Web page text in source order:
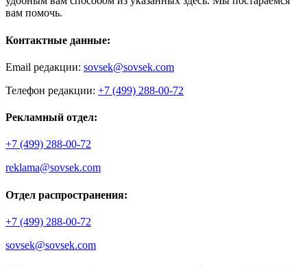
вам помочь.
Контактные данные:
Email редакции: sovsek@sovsek.com
Телефон редакции: +7 (499) 288-00-72
Рекламный отдел:
+7 (499) 288-00-72
reklama@sovsek.com
Отдел распространения:
+7 (499) 288-00-72
sovsek@sovsek.com